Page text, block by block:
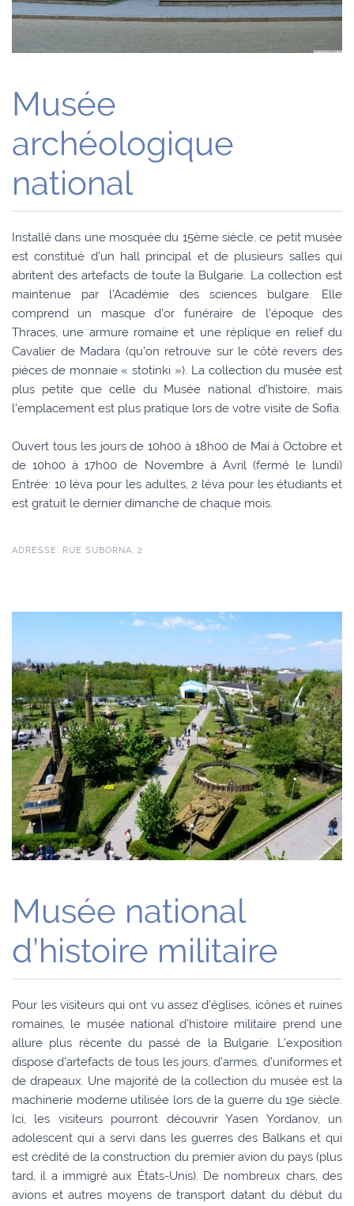
Musée
archéologique
national
Installé dans une mosquée du 15ème siècle, ce petit musée
est constitué d’un hall principal et de plusieurs salles qui
abritent des artefacts de toute la Bulgarie. La collection est
maintenue par l’Académie des sciences bulgare. Elle
comprend un masque d’or funéraire de l’époque des
Thraces, une armure romaine et une réplique en relief du
Cavalier de Madara (qu’on retrouve sur le côté revers des
pièces de monnaie « stotinki »). La collection du musée est
plus petite que celle du Musée national d’histoire, mais
l’emplacement est plus pratique lors de votre visite de Sofia.
Ouvert tous les jours de 10h00 à 18h00 de Mai à Octobre et
de 10h00 à 17h00 de Novembre à Avril (fermé le lundi)
Entrée: 10 léva pour les adultes, 2 léva pour les étudiants et
est gratuit le dernier dimanche de chaque mois.
ADRESSE: RUE SUBORNA, 2
Musée national
d’histoire militaire
Pour les visiteurs qui ont vu assez d’églises, icônes et ruines
romaines, le musée national d’histoire militaire prend une
allure plus récente du passé de la Bulgarie. L’exposition
dispose d’artefacts de tous les jours, d’armes, d’uniformes et
de drapeaux. Une majorité de la collection du musée est la
machinerie moderne utilisée lors de la guerre du 19e siècle.
Ici, les visiteurs pourront découvrir Yasen Yordanov, un
adolescent qui a servi dans les guerres des Balkans et qui
est crédité de la construction du premier avion du pays (plus
tard, il a immigré aux États-Unis). De nombreux chars, des
avions et autres moyens de transport datant du début du